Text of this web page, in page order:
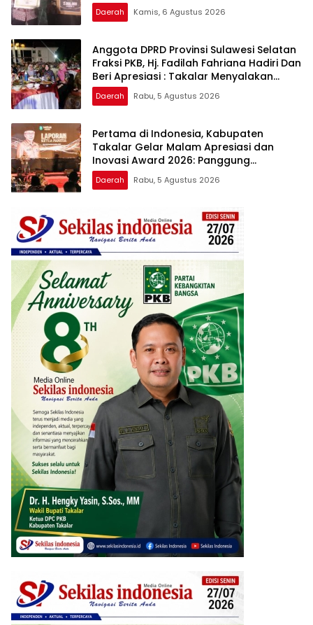
Daerah Kamis, 6 Agustus 2026
Anggota DPRD Provinsi Sulawesi Selatan
Fraksi PKB, Hj. Fadilah Fahriana Hadiri Dan
Beri Apresiasi : Takalar Menyalakan
Lentera Pengabdian Melalui Malam
Apresiasi dan Inovasi Award 2026
Daerah Rabu, 5 Agustus 2026
Pertama di Indonesia, Kabupaten
Takalar Gelar Malam Apresiasi dan
Inovasi Award 2026: Panggung
Penghargaan bagi Pelayan Publik
Berprestasi
Daerah Rabu, 5 Agustus 2026